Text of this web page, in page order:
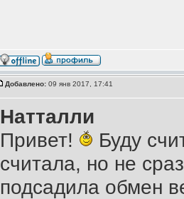
Добавлено:09 янв 2017, 17:41
Натталли
Привет!
Буду
считала, но не
подсадила обмен